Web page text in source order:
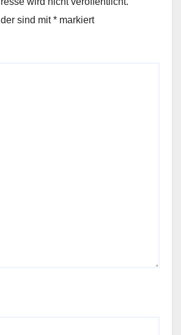
sind mit* markiert